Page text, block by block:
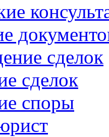
сделок
сделок
споры